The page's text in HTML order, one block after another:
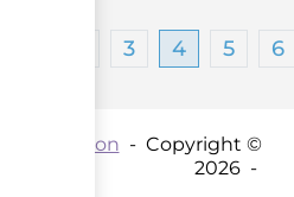
3 4 5 6
Coordination - Copyright ©
2026 -